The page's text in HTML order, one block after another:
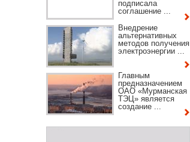
подписала
соглашение ...
Внедрение
альтернативных
методов получения
электроэнергии ...
Главным
предназначением
ОАО «Мурманская
ТЭЦ» является
создание ...